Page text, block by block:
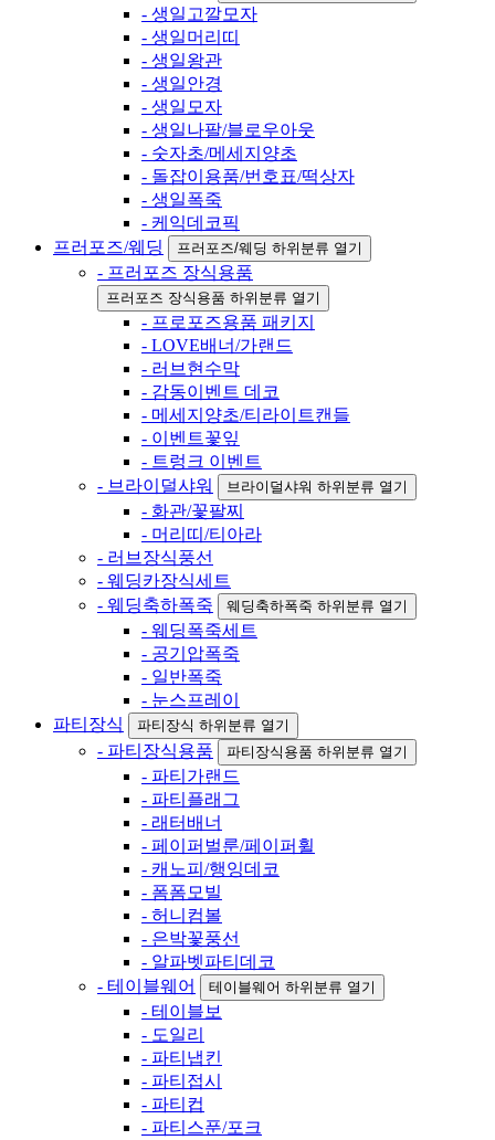
- 생일고깔모자
- 생일머리띠
- 생일왕관
- 생일안경
- 생일모자
- 생일나팔/블로우아웃
- 숫자초/메세지양초
- 돌잡이용품/번호표/떡상자
- 생일폭죽
- 케익데코픽
프러포즈/웨딩
프러포즈/웨딩 하위분류 열기
- 프러포즈 장식용품
프러포즈 장식용품 하위분류 열기
- 프로포즈용품 패키지
- LOVE배너/가랜드
- 러브현수막
- 감동이벤트 데코
- 메세지양초/티라이트캔들
- 이벤트꽃잎
- 트렁크 이벤트
- 브라이덜샤워
브라이덜샤워 하위분류 열기
- 화관/꽃팔찌
- 머리띠/티아라
- 러브장식풍선
- 웨딩카장식세트
- 웨딩축하폭죽
웨딩축하폭죽 하위분류 열기
- 웨딩폭죽세트
- 공기압폭죽
- 일반폭죽
- 눈스프레이
파티장식
파티장식 하위분류 열기
- 파티장식용품 파티장식용품 하위분류 열기
- 파티가랜드
- 파티플래그
- 래터배너
- 페이퍼벌룬/페이퍼휠
- 캐노피/행잉데코
- 폼폼모빌
- 허니컴볼
- 은박꽃풍선
- 알파벳파티데코
- 테이블웨어
테이블웨어 하위분류 열기
- 테이블보
- 도일리
- 파티냅킨
- 파티접시
- 파티컵
- 파티스푼/포크